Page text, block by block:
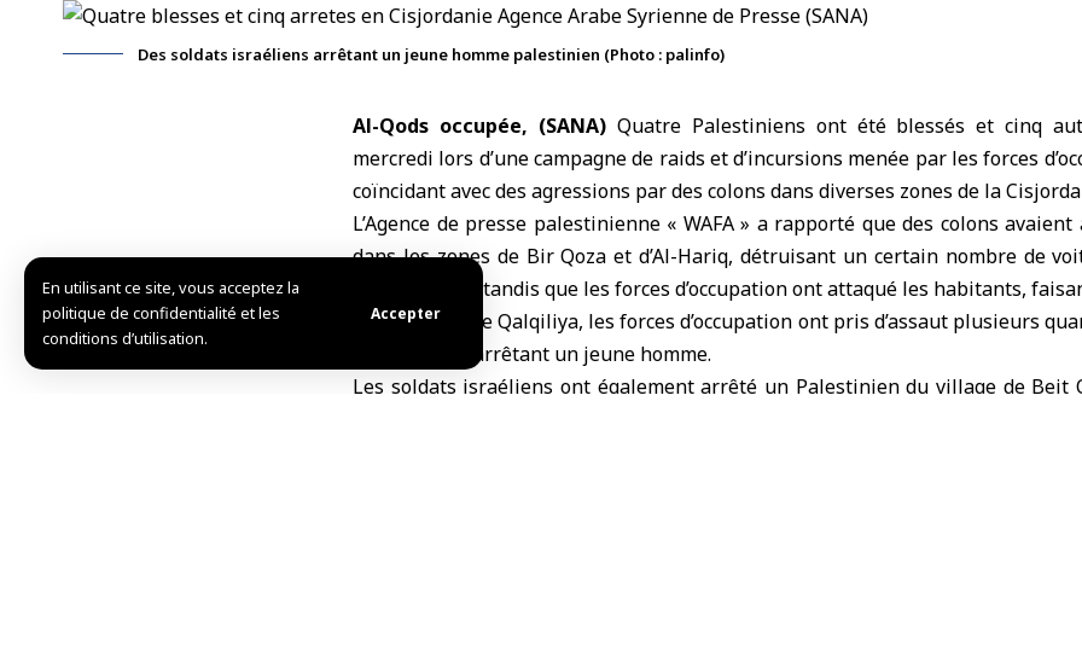
En utilisant ce site, vous acceptez la
politique de confidentialité et les
conditions d’utilisation.
Accepter
Des soldats israéliens arrêtant un jeune homme palestinien (Photo : palinfo)
Al-Qods occupée, (SANA)Quatre Palestiniens ont été blessés et cinq
mercredi lors d’une campagne de raids et d’incursions menée par les forces
coïncidant avec des agressions par des colons dans diverses zones de la
L’Agence de presse palestinienne « WAFA » a rapporté que des colons
dans les zones de Bir Qoza et d’Al-Hariq, détruisant un certain nombre de
d’une maison, tandis que les forces d’occupation ont attaqué les habitants,
Dans la ville de Qalqiliya, les forces d’occupation ont pris d’assaut plusieurs
des citoyens, arrêtant un jeune homme.
Les soldats israéliens ont également arrêté un Palestinien du village de Beit